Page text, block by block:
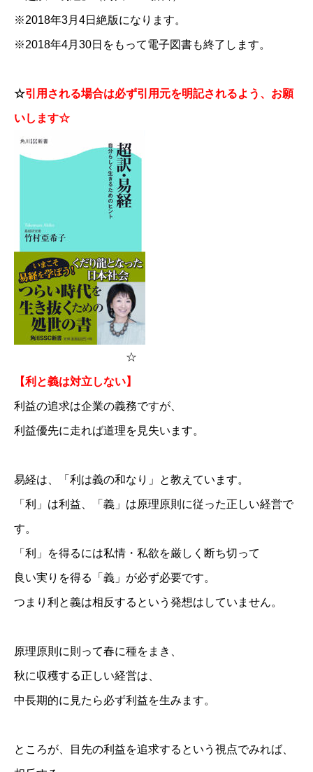
※2018年3月4日絶版になります。
※2018年4月30日をもって電子図書も終了します。
☆引用される場合は必ず引用元を明記されるよう、お願
いします☆
☆
【利と義は対立しない】
利益の追求は企業の義務ですが、
利益優先に走れば道理を見失います。
易経は、「利は義の和なり」と教えています。
「利」は利益、「義」は原理原則に従った正しい経営で
す。
「利」を得るには私情・私欲を厳しく断ち切って
良い実りを得る「義」が必ず必要です。
つまり利と義は相反するという発想はしていません。
原理原則に則って春に種をまき、
秋に収穫する正しい経営は、
中長期的に見たら必ず利益を生みます。
ところが、目先の利益を追求するという視点でみれば、
お問い合わせ 講演会・セミナー情報